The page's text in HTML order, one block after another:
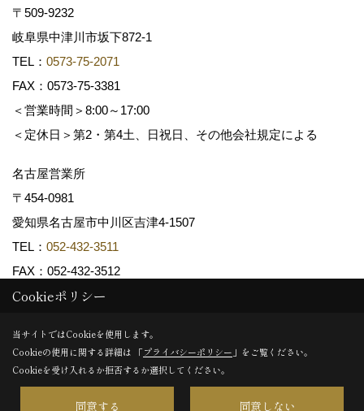
〒509-9232
岐阜県中津川市坂下872‐1
TEL： 0573-75-2071
FAX：0573-75-3381
＜営業時間＞8:00～17:00
＜定休日＞第2・第4土、日祝日、その他会社規定による
名古屋営業所
〒454-0981
愛知県名古屋市中川区吉津4-1507
TEL： 052-432-3511
FAX：052-432-3512
Copyright (c) 共和木材工業株式会社. All Rights Reserved.
Produced byゴデスクリエイト
Cookieポリシー
当サイトではCookieを使用します。
Cookieの使用に関する詳細は 「プライバシーポリシー 」をご覧ください。
Cookieを受け入れるか拒否するか選択してください。
同意する 同意しない